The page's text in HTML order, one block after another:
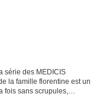
série des MEDICIS
la famille florentine est un
fois sans scrupules,